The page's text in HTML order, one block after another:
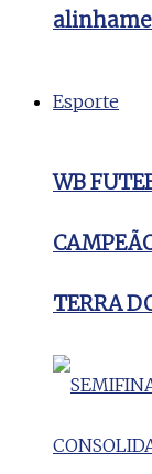
Esporte
WB
TERRA